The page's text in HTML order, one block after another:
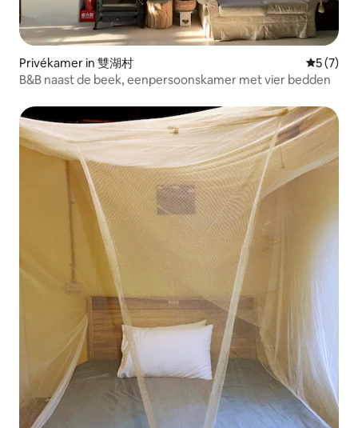
Privékamer in 雙湖村
5 (7)
B&B naast de beek, eenpersoonskamer met vier bedden